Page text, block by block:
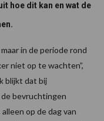
hoe dit kan en wat de
in de periode rond
niet op te wachten”,
blijkt dat bij
bevruchtingen
op de dag van